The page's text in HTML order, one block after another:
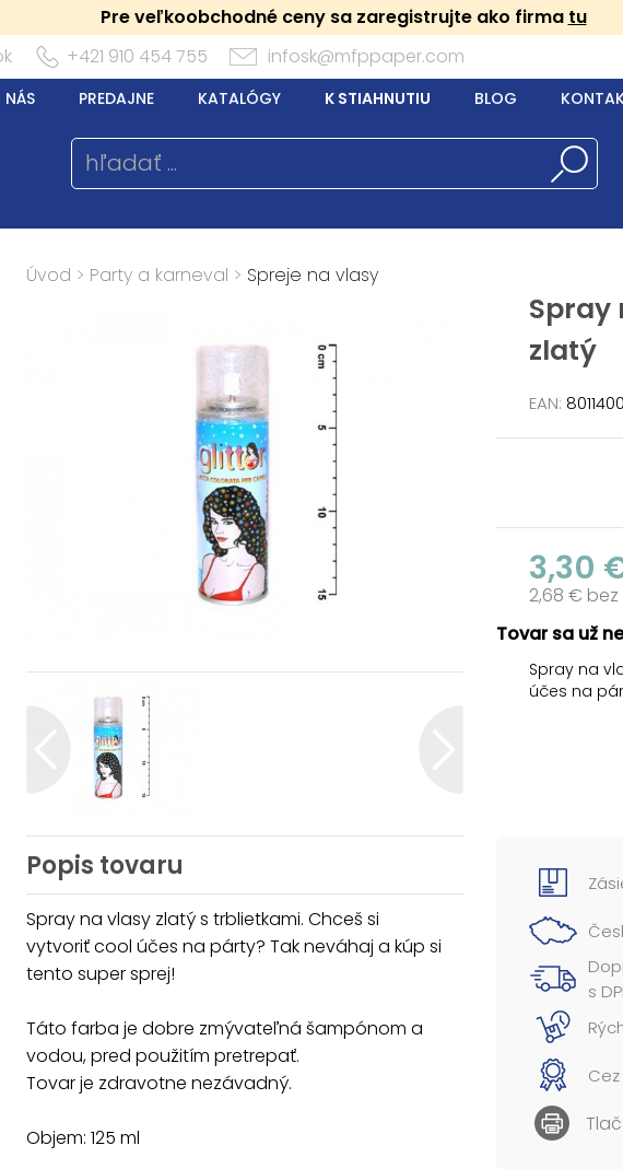
Pre veľkoobchodné ceny sa zaregistrujte ako firma tu
+421 910 454 755 infosk@mfppaper.com
NÁS PREDAJNE KATALÓGY K STIAHNUTIU BLOG
Úvod > Party a karneval > Spreje na vlasy
Spray
zlatý
EAN:
3,30
2,68 € bez
Tovar sa už
Spray na
účes na
Táto
Uvedená
Popis tovaru
Spray na vlasy zlatý s trblietkami. Chceš si
vytvoriť cool účes na párty? Tak neváhaj a kúp si
tento super sprej!
Táto farba je dobre zmývateľná šampónom a
vodou, pred použitím pretrepať.
Tovar je zdravotne nezávadný.
Objem: 125 ml
s
Tlač